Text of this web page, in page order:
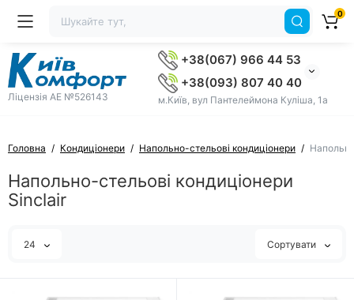
Ліцензія AE №526143
+38(067) 966 44 53
+38(093) 807 40 40
м.Київ, вул Пантелеймона Куліша, 1а
0
Головна Кондиціонери Напольно-стельові кондиціонери
Напольно-стельові кондиціонери
Sinclair
24 Сортувати